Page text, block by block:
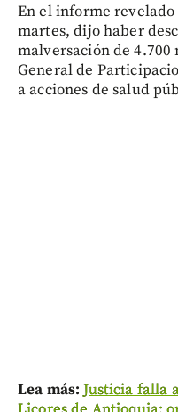
En el informe
martes, dijo haber
malversación de 4.700
General de
a acciones de salud
Lea más:Justicia falla